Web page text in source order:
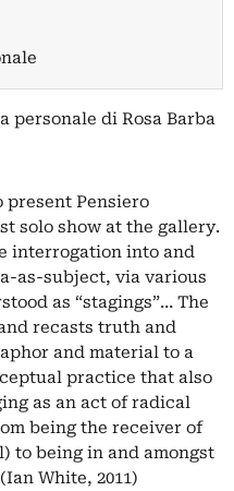
personale di Rosa Barba
present Pensiero
solo show at the gallery.
interrogation into and
as-subject, via various
as “stagings”… The
recasts truth and
and material to a
practice that also
as an act of radical
being the receiver of
to being in and amongst
White, 2011)